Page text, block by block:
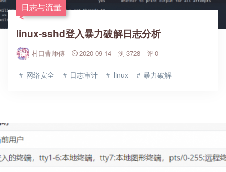
日志与流量
linux-sshd登入暴力破解日志分析
村口曹师傅 2020-09-14 3728 0
网络安全 日志审计 linux 暴力破解